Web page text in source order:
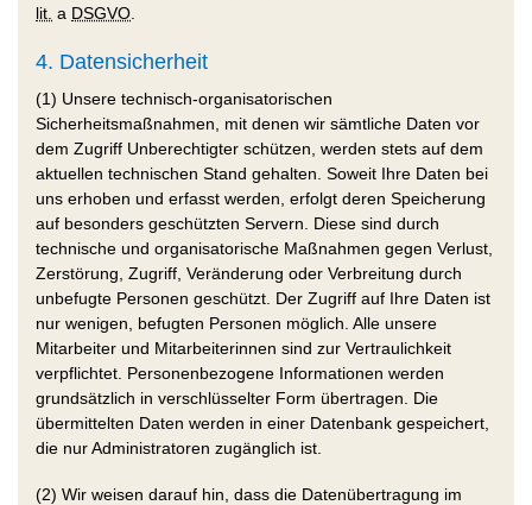
lit. a DSGVO
4. Datensicherheit
(1) Unsere technisch-organisatorischen
Sicherheitsmaßnahmen, mit denen wir sämtliche Daten vor
dem Zugriff Unberechtigter schützen, werden stets auf dem
aktuellen technischen Stand gehalten. Soweit Ihre Daten bei
uns erhoben und erfasst werden, erfolgt deren Speicherung
auf besonders geschützten Servern. Diese sind durch
technische und organisatorische Maßnahmen gegen Verlust,
Zerstörung, Zugriff, Veränderung oder Verbreitung durch
unbefugte Personen geschützt. Der Zugriff auf Ihre Daten ist
nur wenigen, befugten Personen möglich. Alle unsere
Mitarbeiter und Mitarbeiterinnen sind zur Vertraulichkeit
verpflichtet. Personenbezogene Informationen werden
grundsätzlich in verschlüsselter Form übertragen. Die
übermittelten Daten werden in einer Datenbank gespeichert,
die nur Administratoren zugänglich ist.
(2) Wir weisen darauf hin, dass die Datenübertragung im